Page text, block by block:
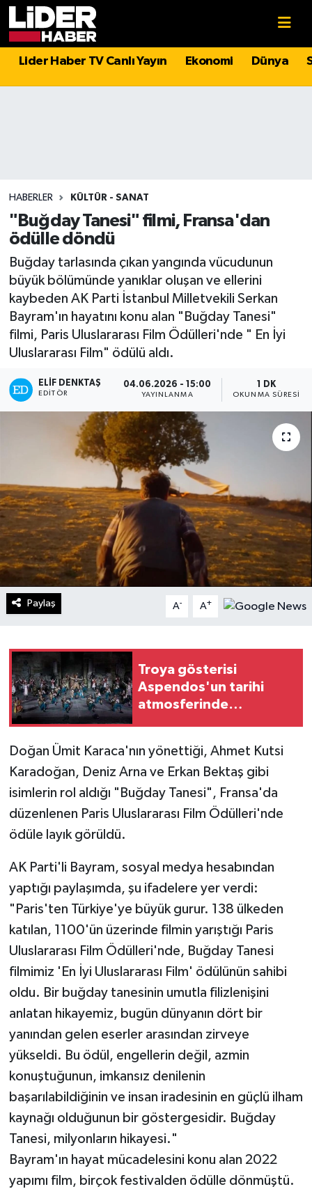
Lider Haber TV Canlı Yayın Ekonomi Dünya
HABERLER KÜLTÜR - SANAT
"Buğday Tanesi" filmi, Fransa'dan
ödülle döndü
Buğday tarlasında çıkan yangında vücudunun
büyük bölümünde yanıklar oluşan ve ellerini
kaybeden AK Parti İstanbul Milletvekili Serkan
Bayram'ın hayatını konu alan "Buğday Tanesi"
filmi, Paris Uluslararası Film Ödülleri'nde " En İyi
Uluslararası Film" ödülü aldı.
ELIF DENKTAŞ
EDITÖR
04.06.2026 - 15:00
YAYINLANMA
1 DK
OKUNMA SÜRESI
Paylaş A- A+
Troya gösterisi
Aspendos'un tarihi
atmosferinde
Doğan Ümit Karaca'nın yönettiği, Ahmet Kutsi
Karadoğan, Deniz Arna ve Erkan Bektaş gibi
isimlerin rol aldığı "Buğday Tanesi", Fransa'da
düzenlenen Paris Uluslararası Film Ödülleri'nde
ödüle layık görüldü.
AK Parti'li Bayram, sosyal medya hesabından
yaptığı paylaşımda, şu ifadelere yer verdi:
"Paris'ten Türkiye'ye büyük gurur. 138 ülkeden
katılan, 1100'ün üzerinde filmin yarıştığı Paris
Uluslararası Film Ödülleri'nde, Buğday Tanesi
filmimiz 'En İyi Uluslararası Film' ödülünün sahibi
oldu. Bir buğday tanesinin umutla filizlenişini
anlatan hikayemiz, bugün dünyanın dört bir
yanından gelen eserler arasından zirveye
yükseldi. Bu ödül, engellerin değil, azmin
konuştuğunun, imkansız denilenin
başarılabildiğinin ve insan iradesinin en güçlü ilham
kaynağı olduğunun bir göstergesidir. Buğday
Tanesi, milyonların hikayesi."
Bayram'ın hayat mücadelesini konu alan 2022
yapımı film, birçok festivalden ödülle dönmüştü.
Politika
Magazin
Spor
Sağlık
Teknoloji
Turizm
Hava Durumu
Süper Lig Puan Durumu ve Fikstür
Tüm Manşetler
Son Dakika Haberleri
Haber Arşivi